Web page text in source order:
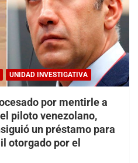
UNIDAD INVESTIGATIVA
por mentirle a
piloto venezolano,
un préstamo para
otorgado por el